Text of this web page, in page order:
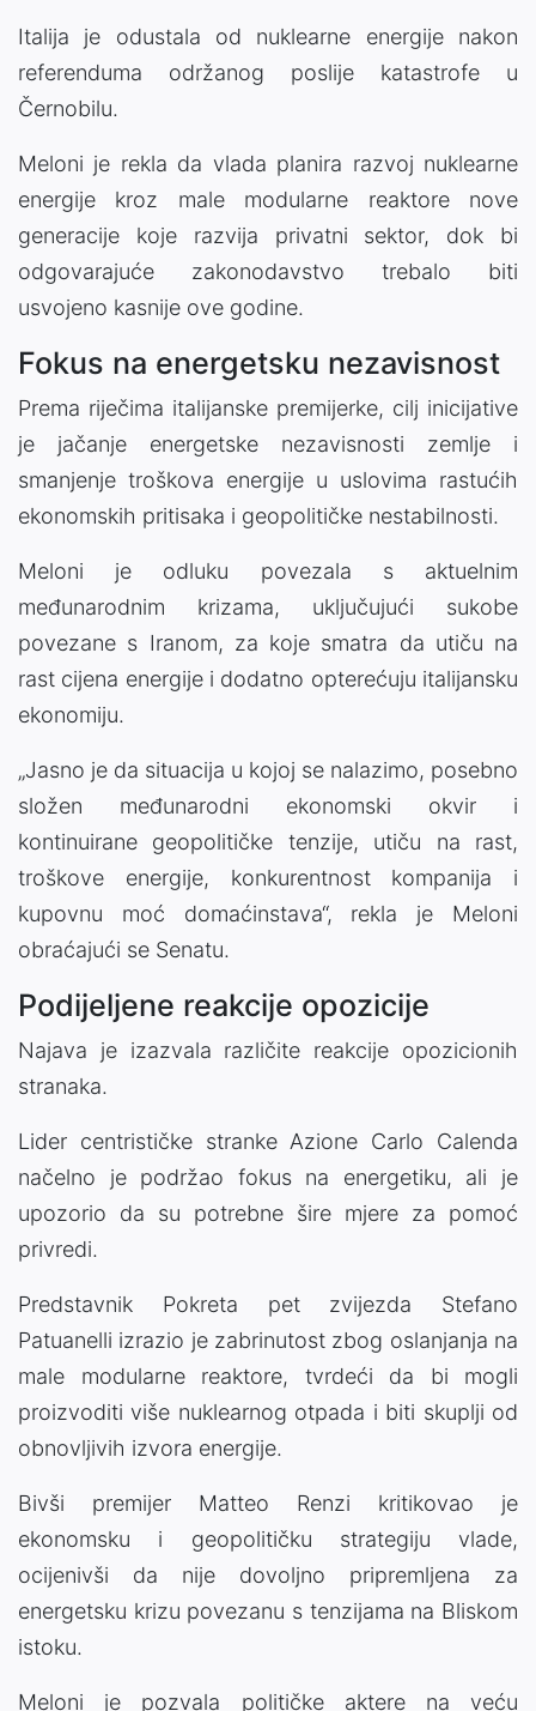
Italija je odustala od nuklearne energije nakon
referenduma održanog poslije katastrofe u
Černobilu.
Meloni je rekla da vlada planira razvoj nuklearne
energije kroz male modularne reaktore nove
generacije koje razvija privatni sektor, dok bi
odgovarajuće zakonodavstvo trebalo biti
usvojeno kasnije ove godine.
Fokus na energetsku nezavisnost
Prema riječima italijanske premijerke, cilj inicijative
je jačanje energetske nezavisnosti zemlje i
smanjenje troškova energije u uslovima rastućih
ekonomskih pritisaka i geopolitičke nestabilnosti.
Meloni je odluku povezala s aktuelnim
međunarodnim krizama, uključujući sukobe
povezane s Iranom, za koje smatra da utiču na
rast cijena energije i dodatno opterećuju italijansku
ekonomiju.
„Jasno je da situacija u kojoj se nalazimo, posebno
složen međunarodni ekonomski okvir i
kontinuirane geopolitičke tenzije, utiču na rast,
troškove energije, konkurentnost kompanija i
kupovnu moć domaćinstava“, rekla je Meloni
obraćajući se Senatu.
Podijeljene reakcije opozicije
Najava je izazvala različite reakcije opozicionih
stranaka.
Lider centrističke stranke Azione Carlo Calenda
načelno je podržao fokus na energetiku, ali je
upozorio da su potrebne šire mjere za pomoć
privredi.
Predstavnik Pokreta pet zvijezda Stefano
Patuanelli izrazio je zabrinutost zbog oslanjanja na
male modularne reaktore, tvrdeći da bi mogli
proizvoditi više nuklearnog otpada i biti skuplji od
obnovljivih izvora energije.
Bivši premijer Matteo Renzi kritikovao je
ekonomsku i geopolitičku strategiju vlade,
ocijenivši da nije dovoljno pripremljena za
energetsku krizu povezanu s tenzijama na Bliskom
istoku.
Meloni je pozvala političke aktere na veću